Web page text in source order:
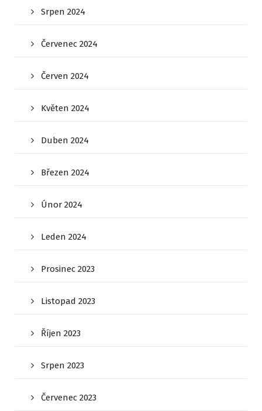
Srpen 2024
Červenec 2024
Červen 2024
Květen 2024
Duben 2024
Březen 2024
Únor 2024
Leden 2024
Prosinec 2023
Listopad 2023
Říjen 2023
Srpen 2023
Červenec 2023